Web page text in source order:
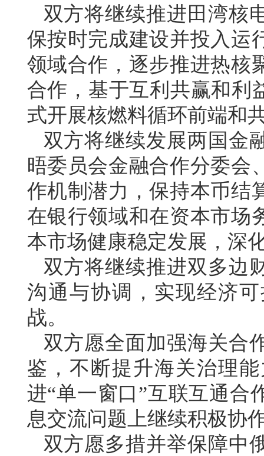
双方将继续推进田湾核
保按时完成建设并投入运
领域合作，逐步推进热核
合作，基于互利共赢和利
式开展核燃料循环前端和
双方将继续发展两国金
晤委员会金融合作分委会
作机制潜力，保持本币结
在银行领域和在资本市场
本市场健康稳定发展，深
双方将继续推进双多边
沟通与协调，实现经济
战。
双方愿全面加强海关合
鉴，不断提升海关治理
进“单一窗口”互联互通合
息交流问题上继续积极协
双方愿多措并举保障中